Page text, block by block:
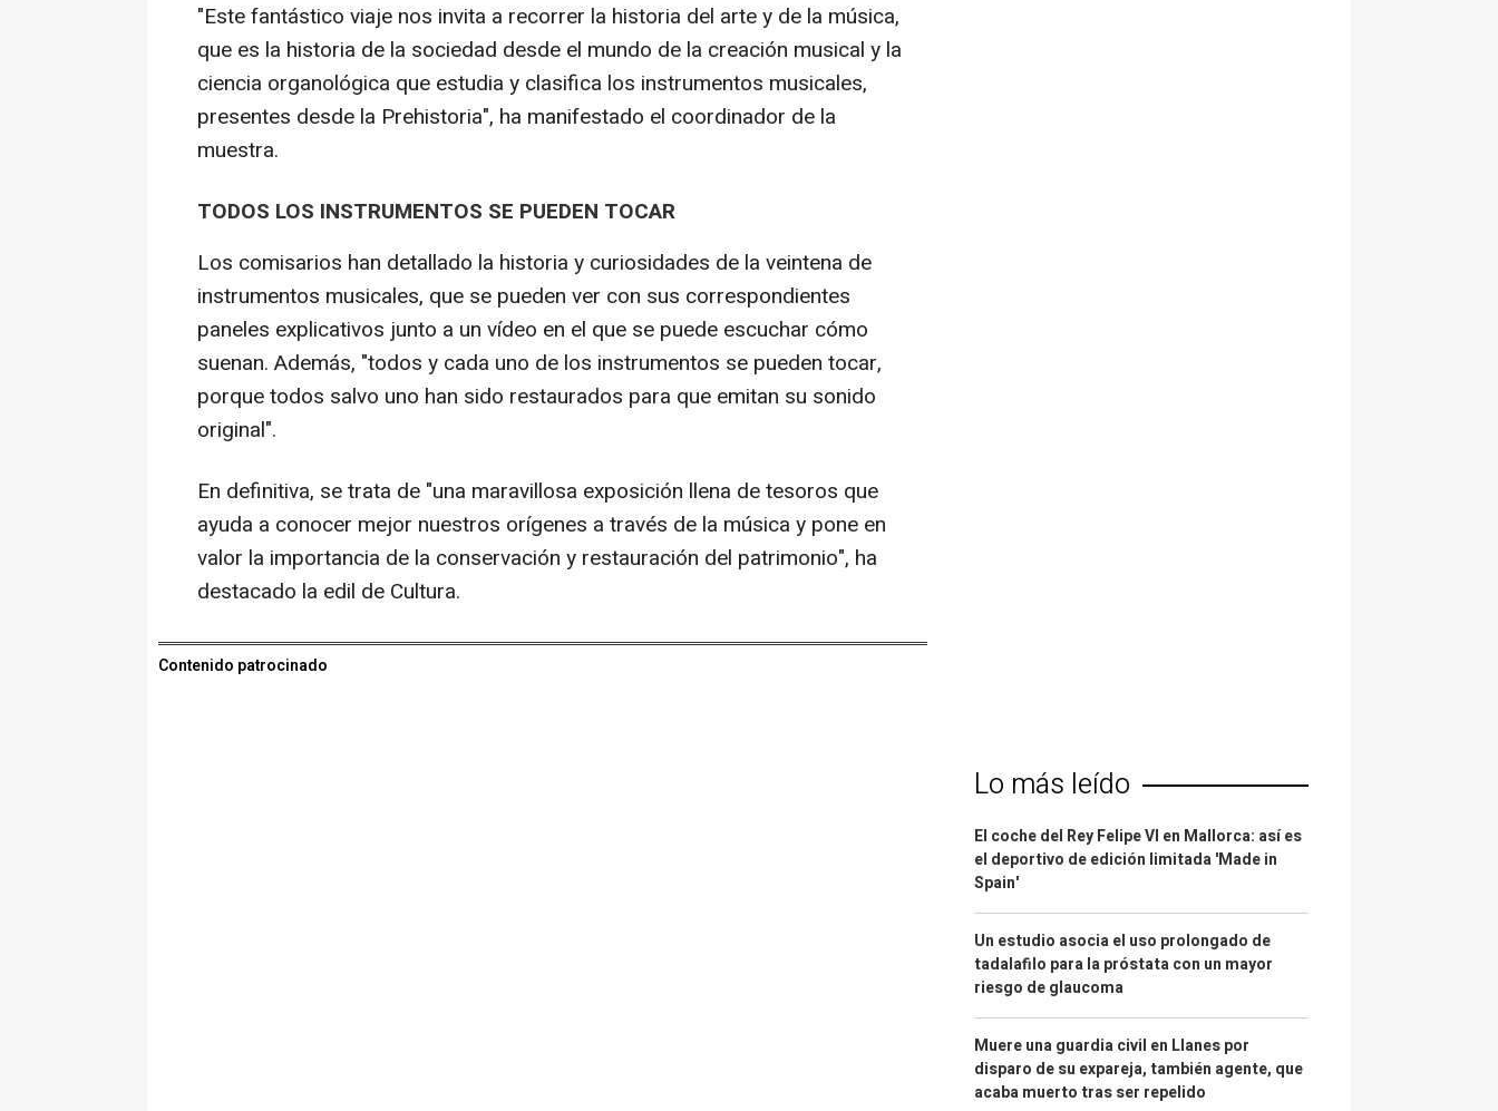
"Este fantástico viaje nos invita a recorrer la historia del arte y de la música,
que es la historia de la sociedad desde el mundo de la creación musical y la
ciencia organológica que estudia y clasifica los instrumentos musicales,
presentes desde la Prehistoria", ha manifestado el coordinador de la
muestra.
TODOS LOS INSTRUMENTOS SE PUEDEN TOCAR
Los comisarios han detallado la historia y curiosidades de la veintena de
instrumentos musicales, que se pueden ver con sus correspondientes
paneles explicativos junto a un vídeo en el que se puede escuchar cómo
suenan. Además, "todos y cada uno de los instrumentos se pueden tocar,
porque todos salvo uno han sido restaurados para que emitan su sonido
original".
En definitiva, se trata de "una maravillosa exposición llena de tesoros que
ayuda a conocer mejor nuestros orígenes a través de la música y pone en
valor la importancia de la conservación y restauración del patrimonio", ha
destacado la edil de Cultura.
Contenido patrocinado
Lo más leído
El coche del Rey Felipe VI en Mallorca: así es
el deportivo de edición limitada 'Made in
Spain'
Un estudio asocia el uso prolongado de
tadalafilo para la próstata con un mayor
riesgo de glaucoma
Muere una guardia civil en Llanes por
disparo de su expareja, también agente, que
acaba muerto tras ser repelido